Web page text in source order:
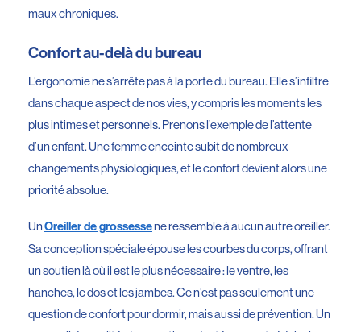
maux chroniques.
Confort au-delà du bureau
L’ergonomie ne s’arrête pas à la porte du bureau. Elle s’infiltre
dans chaque aspect de nos vies, y compris les moments les
plus intimes et personnels. Prenons l’exemple de l’attente
d’un enfant. Une femme enceinte subit de nombreux
changements physiologiques, et le confort devient alors une
priorité absolue.
UnOreiller de grossessene ressemble à aucun autre oreiller.
Sa conception spéciale épouse les courbes du corps, offrant
un soutien là où il est le plus nécessaire : le ventre, les
hanches, le dos et les jambes. Ce n’est pas seulement une
question de confort pour dormir, mais aussi de prévention. Un